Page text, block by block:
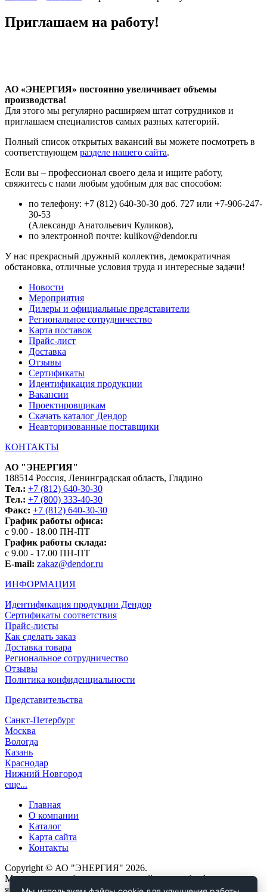
Приглашаем на работу!
АО «ЭНЕРГИЯ» постоянно увеличивает объемы
производства!
Для этого мы регулярно расширяем штат сотрудников и
приглашаем специалистов самых разных категорий.
Полный список открытых вакансий вы можете посмотреть в
соответствующем разделе нашего сайта.
Если вы – профессионал своего дела и ищите работу,
свяжитесь с нами любым удобным для вас способом:
по телефону: +7 (812) 640-30-30 доб. 727 или +7-906-247-
30-53
(Александр Анатольевич Куликов),
по электронной почте: kulikov@dendor.ru
У нас прекрасный дружный коллектив, демократичная
обстановка, отличные условия труда и интересные задачи!
Новости
Мероприятия
Дилеры и официальные представители
Региональное сотрудничество
Карта поставок
Прайс-лист
Доставка
Отзывы
Сертификаты
Идентификация продукции
Вакансии
Проектировщикам
Скачать каталог Дендор
Неавторизованные поставщики
КОНТАКТЫ
АО "ЭНЕРГИЯ"
188514 Россия, Ленинградская область, Глядино
Тел.: +7 (812) 640-30-30
Тел.: +7 (800) 333-40-30
Факс: +7 (812) 640-30-30
График работы офиса:
с 9.00 - 18.00 ПН-ПТ
График работы склада:
с 9.00 - 17.00 ПН-ПТ
E-mail: zakaz@dendor.ru
ИНФОРМАЦИЯ
Идентификация продукции Дендор
Сертификаты соответствия
Прайс-листы
Как сделать заказ
Доставка товара
Региональное сотрудничество
Отзывы
Политика конфиденциальности
Представительства
Санкт-Петербург
Москва
Вологда
Казань
Краснодар
Нижний Новгород
еще...
Главная
О компании
Каталог
Карта сайта
Контакты
Copyright © АО "ЭНЕРГИЯ" 2026.
Материалы, опубликованные на сайте www.dendor.ru,
являются объектами авторских и исключительных прав.